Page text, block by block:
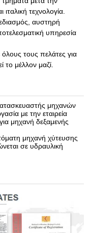
τεχνολογία.
αυστηρή
υπηρεσία
τους πελάτες για
το μέλλον μαζί.
μηχανών
με την εταιρεία
μηχανή δεξαμενής
μηχανή χύτευσης
σε υδραυλική